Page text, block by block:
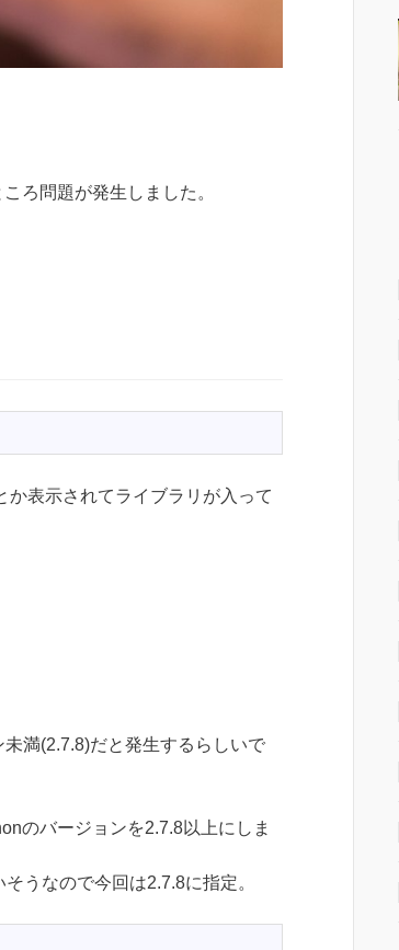
ろ問題が発生しました。
表示されてライブラリが入って
満(2.7.8)だと発生するらしいで
のバージョンを2.7.8以上にしま
うなので今回は2.7.8に指定。